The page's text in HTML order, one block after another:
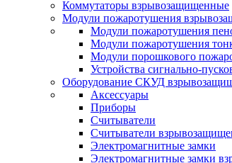
Коммутаторы взрывозащищенные
Модули пожаротушения
Модули пожаротушения
Модули пожаротушения
Модули порошкового
Устройства сигнально-
Оборудование СКУД
Аксессуары
Приборы
Считыватели
Считыватели
Электромагнитные замки
Электромагнитные замки